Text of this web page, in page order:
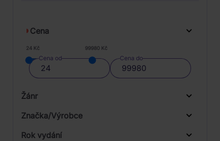
Cena
24 Kč 99980 Kč
Cena od Cena do
Žánr
Značka/Výrobce
Rok vydání